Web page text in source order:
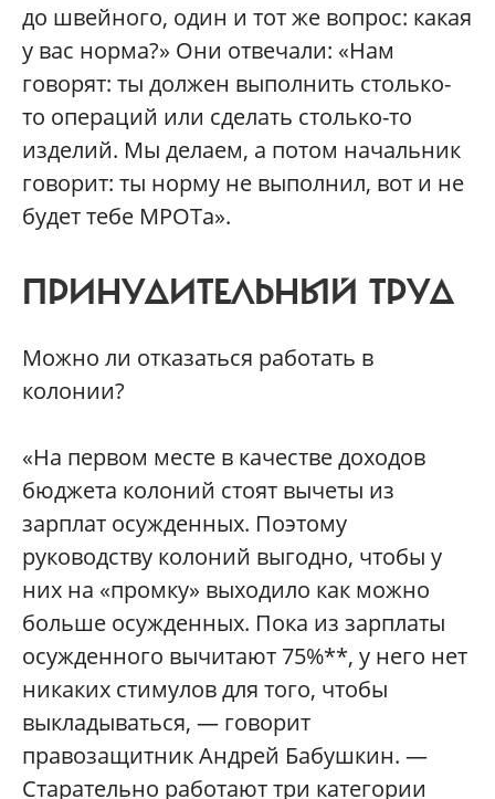
до швейного, один и тот же вопрос: какая
у вас норма?» Они отвечали: «Нам
говорят: ты должен выполнить столько-
то операций или сделать столько-то
изделий. Мы делаем, а потом начальник
говорит: ты норму не выполнил, вот и не
будет тебе МРОТа».
ПРИНУДИТЕЛЬНЫЙ ТРУД
Можно ли отказаться работать в
колонии?
«На первом месте в качестве доходов
бюджета колоний стоят вычеты из
зарплат осужденных. Поэтому
руководству колоний выгодно, чтобы у
них на «промку» выходило как можно
больше осужденных. Пока из зарплаты
осужденного вычитают 75%**, у него нет
никаких стимулов для того, чтобы
выкладываться, — говорит
правозащитник Андрей Бабушкин. —
Старательно работают три категории